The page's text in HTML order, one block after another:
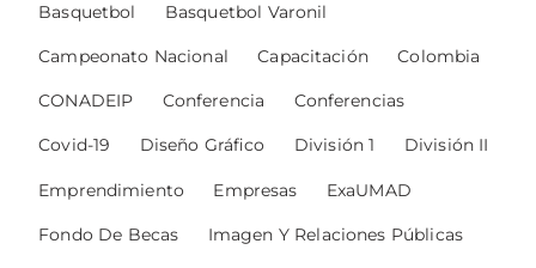
Basquetbol Basquetbol Varonil
Campeonato Nacional Capacitación Colombia
CONADEIP Conferencia Conferencias
Covid-19 Diseño Gráfico División 1 División II
Emprendimiento Empresas ExaUMAD
Fondo De Becas Imagen Y Relaciones Públicas